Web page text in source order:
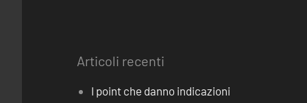
Articoli recenti
I point che danno indicazioni